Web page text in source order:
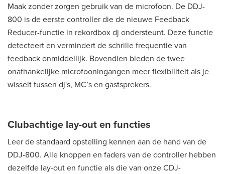
Maak zonder zorgen gebruik van de microfoon. De DDJ-
800 is de eerste controller die de nieuwe Feedback
Reducer-functie in rekordbox dj ondersteunt. Deze functie
detecteert en vermindert de schrille frequentie van
feedback onmiddellijk. Bovendien bieden de twee
onafhankelijke microfooningangen meer flexibiliteit als je
wisselt tussen dj's, MC’s en gastsprekers.
Clubachtige lay-out en functies
Leer de standaard opstelling kennen aan de hand van de
DDJ-800. Alle knoppen en faders van de controller hebben
dezelfde lay-out en functie als die van onze CDJ-